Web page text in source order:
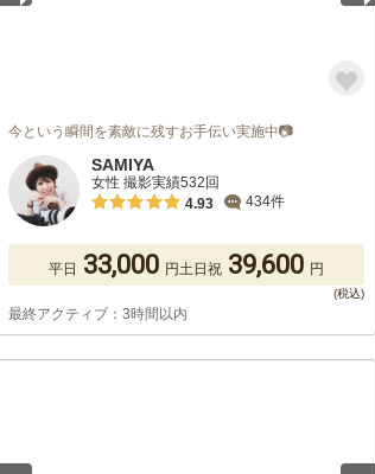
今という瞬間を素敵に残すお手伝い実施中📷
SAMIYA
女性 撮影実績532回
4.93
434件
平日 33,000 円土日祝 39,600 円
最終アクティブ：3時間以内